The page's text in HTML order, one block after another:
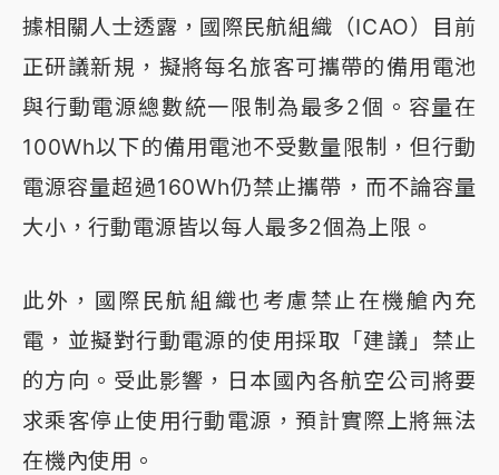
據相關人士透露，國際民航組織（ICAO）目前
正研議新規，擬將每名旅客可攜帶的備用電池
與行動電源總數統一限制為最多2個。容量在
100Wh以下的備用電池不受數量限制，但行動
電源容量超過160Wh仍禁止攜帶，而不論容量
大小，行動電源皆以每人最多2個為上限。
此外，國際民航組織也考慮禁止在機艙內充
電，並擬對行動電源的使用採取「建議」禁止
的方向。受此影響，日本國內各航空公司將要
求乘客停止使用行動電源，預計實際上將無法
在機內使用。